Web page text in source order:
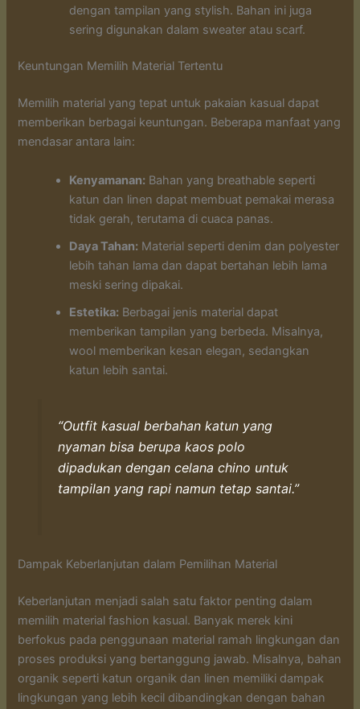
dengan tampilan yang stylish. Bahan ini juga
sering digunakan dalam sweater atau scarf.
Keuntungan Memilih Material Tertentu
Memilih material yang tepat untuk pakaian kasual dapat
memberikan berbagai keuntungan. Beberapa manfaat yang
mendasar antara lain:
Kenyamanan: Bahan yang breathable seperti
katun dan linen dapat membuat pemakai merasa
tidak gerah, terutama di cuaca panas.
Daya Tahan: Material seperti denim dan polyester
lebih tahan lama dan dapat bertahan lebih lama
meski sering dipakai.
Estetika: Berbagai jenis material dapat
memberikan tampilan yang berbeda. Misalnya,
wool memberikan kesan elegan, sedangkan
katun lebih santai.
“Outfit kasual berbahan katun yang
nyaman bisa berupa kaos polo
dipadukan dengan celana chino untuk
tampilan yang rapi namun tetap santai.”
Dampak Keberlanjutan dalam Pemilihan Material
Keberlanjutan menjadi salah satu faktor penting dalam
memilih material fashion kasual. Banyak merek kini
berfokus pada penggunaan material ramah lingkungan dan
proses produksi yang bertanggung jawab. Misalnya, bahan
organik seperti katun organik dan linen memiliki dampak
lingkungan yang lebih kecil dibandingkan dengan bahan